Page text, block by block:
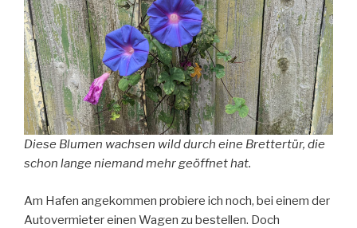
Diese Blumen wachsen wild durch eine Brettertür, die
schon lange niemand mehr geöffnet hat.
Am Hafen angekommen probiere ich noch, bei einem der
Autovermieter einen Wagen zu bestellen. Doch